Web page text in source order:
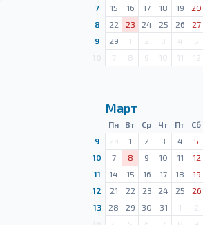
7
15 16 17 18 19 20
8
22 23 24 25 26 27
9
29 1 2 3 4 5
7 8 9 10 11 12
Март
Пн Вт Ср Чт Пт Сб
9
29 1 2 3 4 5
10
7 8 9 10 11 12
11
14 15 16 17 18 19
12
21 22 23 24 25 26
13
28 29 30 31 1 2